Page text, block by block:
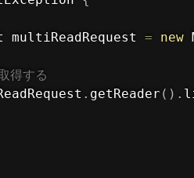
multiReadRequest
= new
得する
. getReader ( ) .